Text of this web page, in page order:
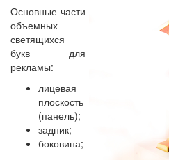
Основные части
объемных
светящихся
букв для
рекламы:
лицевая
плоскость
(панель);
задник;
боковина;